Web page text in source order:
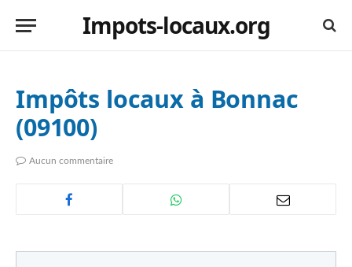
Impots-locaux.org
Impôts locaux à Bonnac
(09100)
Aucun commentaire